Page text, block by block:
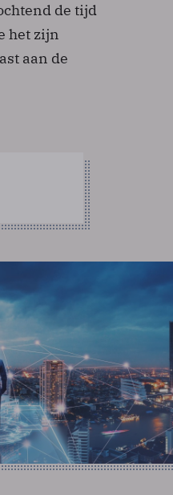
de tijd
het zijn
aan de